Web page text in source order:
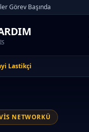
Görev Başında
Lastikçi
NETWORKÜ